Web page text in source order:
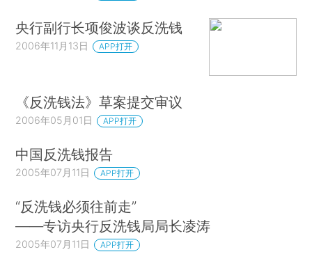
央行副行长项俊波谈反洗钱
2006年11月13日 APP打开
《反洗钱法》草案提交审议
2006年05月01日 APP打开
中国反洗钱报告
2005年07月11日 APP打开
“反洗钱必须往前走”
——专访央行反洗钱局局长凌涛
2005年07月11日 APP打开